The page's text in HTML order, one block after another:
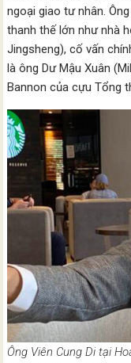
ngoại giao tư nhân.
thanh thế lớn như nhà
Jingsheng), cố vấn
là ông Dư Mậu Xuân
Bannon của cựu Tổng
Ông Viên Cung Di tại